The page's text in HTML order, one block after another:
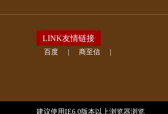
LINK友情链接
百度 商至信
建议使用IE6.0版本以上浏览器浏览